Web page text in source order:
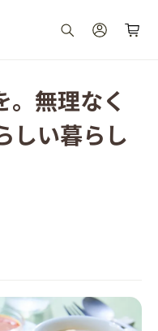
無理なく
しい暮らし